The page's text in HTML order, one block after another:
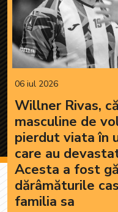
06 iul 2026
Willner Rivas,
masculine de
pierdut viata în
care au
Acesta a fost
dărâmăturile
familia sa